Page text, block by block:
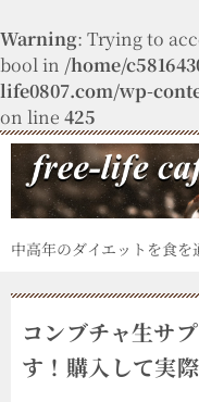
Warning: Trying to
bool in /home/
life0807.com/wp-
on line 425
中高年のダイエットを食
コンブチャ生サ
す！購入して実